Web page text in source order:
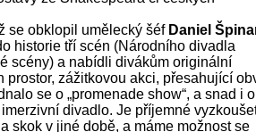
se obklopil umělecký šéf Daniel
historie tří scén (Národního divadla
scény) a nabídli divákům originální
prostor, zážitkovou akci, přesahující
se o „promenade show“, a snad i o
divadlo. Je příjemné
skok v jiné době, a máme možnost se